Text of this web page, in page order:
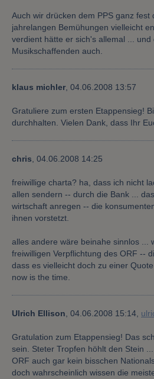
Auch wir drücken dem PPS ganz fest
jahrelangen Bemühungen vielleicht
verdient hätte er sich's allemal ... und
Musikschaffenden auch.
klaus michler, 04.06.2008 13:57
Gratuliere zum ersten Etappensieg!
durchhalten. Vielen Dank, dass Ihr
chris, 04.06.2008 14:25
freiwillige charta? ha, dass ich nicht
allen sendern -- durch die Bank ...
wirtschaft anregen -- die
ihnen vorstetzt.
alles andere wäre beinahe sinnlos ...
freiwilligen Verpflichtung des ORF --
dass es vielleicht doch zu einer
now is the time.
Ulrich Ellison, 04.06.2008 15:14,
Gratulation zum Etappensieg! Das
sein. Steter Tropfen höhlt den Stein
ORF auch gar kein bisschen
doch wahrscheinlich wissen die